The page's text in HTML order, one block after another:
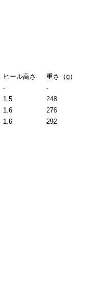
ヒール高さ
重さ（g）
-
-
1.5
248
1.6
276
1.6
292